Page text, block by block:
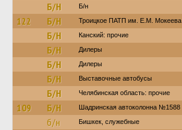
Б/Н Б/н
122 Б/Н Троицкое ПАТП им. Е.М. Мокеева
Б/Н Канский: прочие
Б/Н Дилеры
Б/Н Дилеры
Б/Н Выставочные автобусы
Б/Н Челябинская область: прочие
109 Б/Н Шадринская автоколонна №1588
б/н Бишкек, служебные